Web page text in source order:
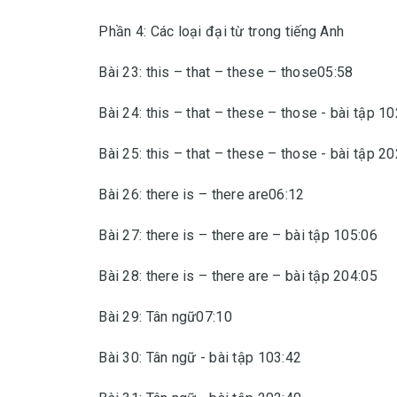
Phần 4: Các loại đại từ trong tiếng Anh
Bài 23: this – that – these – those05:58
Bài 24: this – that – these – those - bài tập
Bài 25: this – that – these – those - bài tập
Bài 26: there is – there are06:12
Bài 27: there is – there are – bài tập 105:06
Bài 28: there is – there are – bài tập 204:05
Bài 29: Tân ngữ07:10
Bài 30: Tân ngữ - bài tập 103:42